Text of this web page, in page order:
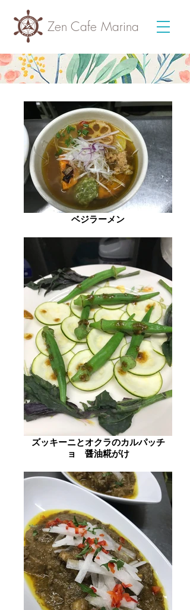
Zen Cafe Marina
ベジラーメン
ズッキーニとオクラのカルパッチ
ョ 醤油糀がけ